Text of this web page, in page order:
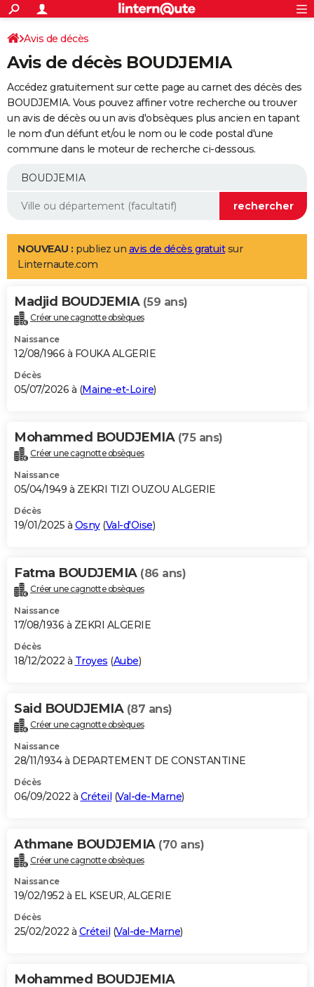
ACTUALITÉS
Politique
Société
Faits Divers
Education
Monde
Villes
+
SPORT
Coupe du monde 2026
Football
Tennis
Cyclisme
Rugby
Forum
Programme TV
TNT
Streaming
Cinéma
Sorties cinéma
Musique
+
FINANCE
Impôts
Immobilier
Risques naturels par ville
Banque
Assurance
Crédit
AUTO
Essais
Réserver un essai
Citadines
Berlines
SUV
Forum auto
+
Mobiles
Meilleur smartphone
Internet
Ordinateurs
Jeux vidéo
Guide high-tech
Aménagement intérieur
LIFESTYLE
Art de vivre
Bien-être
Loisirs
Mode
Modes de vie
Alimentation
Guide de la santé
Maladies
Médicaments
Sommeil
VOYAGE
Destinations
City break
Voyage nature
Voyage de noces
Forum
Climat
+PHOTO
GUIDES D'ACHAT
BONS PLANS
Carte de Noël
Carte Bonne année
Carte Saint-Valentin
Carte Pâques
Carte d'anniversaire
DICTIONNAIRE
Dictionnaire
Biographies
Citations
Expressions
Proverbes
PROGRAMME TV
S'inscrire
Se connecter
Lycées
Collèges
Primaires
Universités
Entreprises
Service militaire
Avis de recherche
AVIS DE DÉCÈS
Bricolage
Lifestyle
Culture
Sport
Auto
Television
Voyage
Cinema
Avis de décès
Avis de décès BOUDJEMIA
Accédez gratuitement sur cette page au carnet des décès des
BOUDJEMIA. Vous pouvez affiner votre recherche ou trouver
un avis de décès ou un avis d'obsèques plus ancien en tapant
le nom d'un défunt et/ou le nom ou le code postal d'une
commune dans le moteur de recherche ci-dessous.
NOUVEAU : publiez un avis de décès gratuitsur
Linternaute.com
Madjid BOUDJEMIA (59 ans)
Créer une cagnotte obsèques
Naissance
12/08/1966 à FOUKA ALGERIE
Décès
05/07/2026 à (Maine-et-Loire)
Mohammed BOUDJEMIA (75 ans)
Créer une cagnotte obsèques
Naissance
05/04/1949 à ZEKRI TIZI OUZOU ALGERIE
Décès
19/01/2025 à Osny(Val-d'Oise)
Fatma BOUDJEMIA (86 ans)
Créer une cagnotte obsèques
Naissance
17/08/1936 à ZEKRI ALGERIE
Décès
18/12/2022 à Troyes (Aube)
Said BOUDJEMIA (87 ans)
Créer une cagnotte obsèques
Naissance
28/11/1934 à DEPARTEMENT DE CONSTANTINE
Décès
06/09/2022 à Créteil (Val-de-Marne)
Athmane BOUDJEMIA (70 ans)
Créer une cagnotte obsèques
Naissance
19/02/1952 à EL KSEUR, ALGERIE
Décès
25/02/2022 à Créteil (Val-de-Marne)
Mohammed BOUDJEMIA